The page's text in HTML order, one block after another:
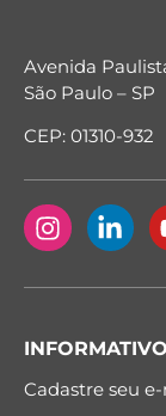
Avenida
São Paulo – SP
CEP: 01310-932
Cadastre seu